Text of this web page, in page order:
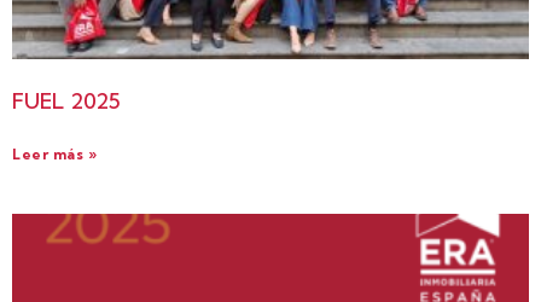
FUEL 2025
Leer más »